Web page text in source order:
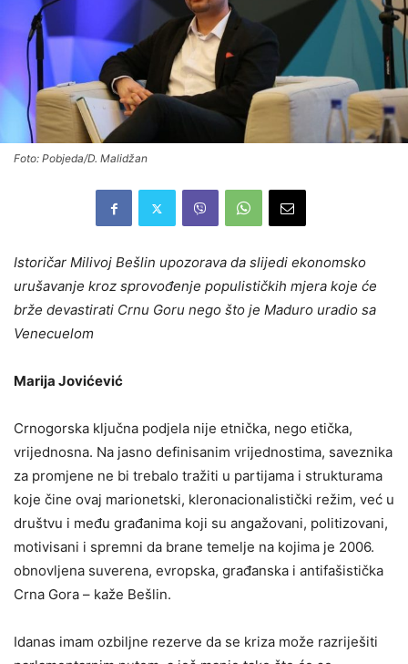
Foto: Pobjeda/D. Malidžan
Istoričar Milivoj Bešlin upozorava da slijedi ekonomsko
urušavanje kroz sprovođenje populističkih mjera koje će
brže devastirati Crnu Goru nego što je Maduro uradio sa
Venecuelom
Marija Jovićević
Crnogorska ključna podjela nije etnička, nego etička,
vrijednosna. Na jasno definisanim vrijednostima, saveznika
za promjene ne bi trebalo tražiti u partijama i strukturama
koje čine ovaj marionetski, kleronacionalistički režim, već u
društvu i među građanima koji su angažovani, politizovani,
motivisani i spremni da brane temelje na kojima je 2006.
obnovljena suverena, evropska, građanska i antifašistička
Crna Gora – kaže Bešlin.
Idanas imam ozbiljne rezerve da se kriza može razriješiti